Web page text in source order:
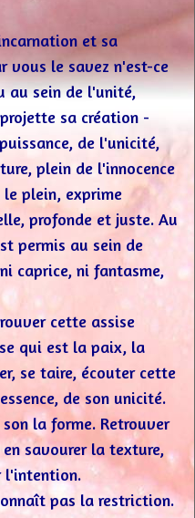
et sa
vous le savez n'est-ce
au sein de l'unité,
sa création -
de l'unicité,
plein de l'innocence
plein, exprime
profonde et juste. Au
permis au sein de
caprice, ni fantasme,
cette assise
qui est la paix, la
se taire, écouter cette
de son unicité.
la forme. Retrouver
savourer la texture,
l'intention.
pas la restriction.